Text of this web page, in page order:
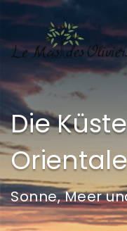
Die
Sonne, Meer